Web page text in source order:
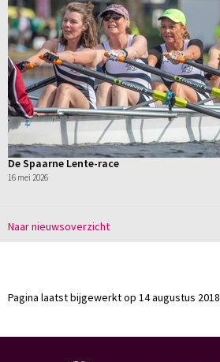
De Spaarne Lente-race
16 mei 2026
Naar nieuwsoverzicht
Pagina laatst bijgewerkt op 14 augustus 2018